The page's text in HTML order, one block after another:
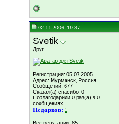
02.11.2006, 19:37
Svetik
Друг
Регистрация: 05.07.2005
Адрес: Мурманск, Россия
Сообщений: 677
Сказал(а) спасибо: 0
Поблагодарили 0 раз(а) в 0
сообщениях
Подарков: 1
Вес репутации: 85